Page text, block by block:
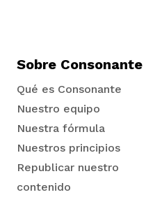
Sobre Consonante
Qué es Consonante
Nuestro equipo
Nuestra fórmula
Nuestros principios
Republicar nuestro
contenido